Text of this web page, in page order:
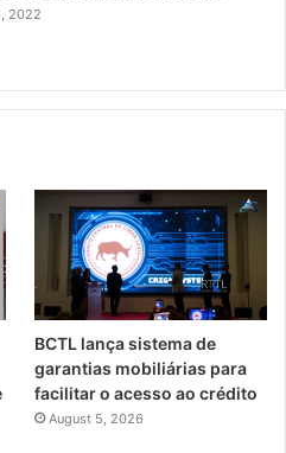
2022
BCTL lança sistema de
garantias mobiliárias para
facilitar o acesso ao crédito
August 5, 2026